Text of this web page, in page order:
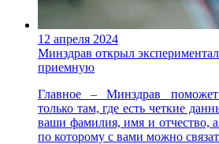
12 апреля 2024
Минздрав открыл
приемную
Главное – Минздрав
только там, где есть четкие
ваши фамилия, имя и отчество,
по которому с вами можно